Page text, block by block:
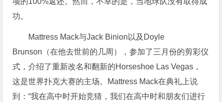
功。
Mattress Mack与Jack Binion以及Doyle
Brunson（在他去世前的几周），参加了三月份的剪彩仪
式，介绍了重新改名和翻新的Horseshoe Las Vegas，
这是世界扑克大赛的主场。Mattress Mack在典礼上说
到：“我在高中时开始竞猜，我们在高中时和朋友们进行